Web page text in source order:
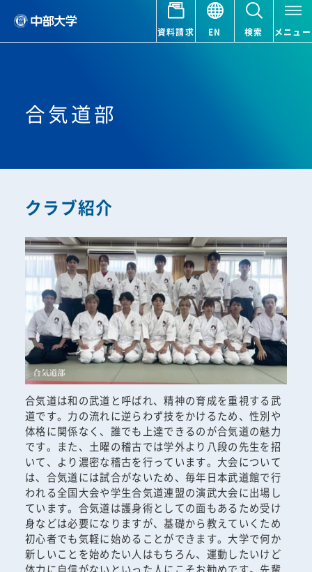
資料請求 EN 検索 メニュー
合気道部
クラブ紹介
合気道は和の武道と呼ばれ、精神の育成を重視する武
道です。力の流れに逆らわず技をかけるため、性別や
体格に関係なく、誰でも上達できるのが合気道の魅力
です。また、土曜の稽古では学外より八段の先生を招
いて、より濃密な稽古を行っています。大会について
は、合気道には試合がないため、毎年日本武道館で行
われる全国大会や学生合気道連盟の演武大会に出場し
ています。合気道は護身術としての面もあるため受け
身などは必要になりますが、基礎から教えていくため
初心者でも気軽に始めることができます。大学で何か
新しいことを始めたい人はもちろん、運動したいけど